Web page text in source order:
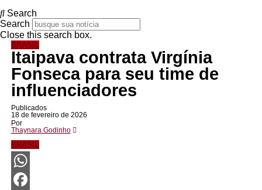
Search
Search
Close this search box.
BRASIL
Itaipava contrata Virgínia
Fonseca para seu time de
influenciadores
Publicados
18 de fevereiro de 2026
Por
Thaynara Godinho
BRASIL
WhatsApp